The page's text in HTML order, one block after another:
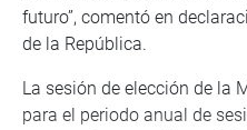
futuro”, comentó en
de la República.
La sesión de elección de la
para el periodo anual de